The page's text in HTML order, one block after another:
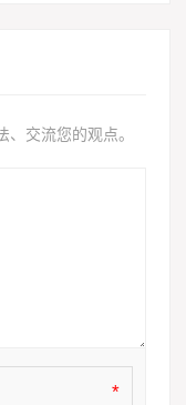
交流您的观点。
*